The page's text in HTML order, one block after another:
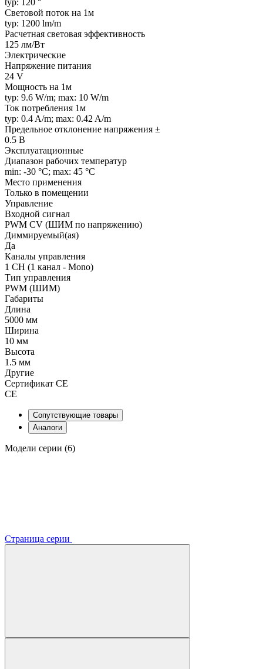
Световой поток на 1м
typ: 1200 lm/m
Расчетная световая эффективность
125 лм/Вт
Электрические
Напряжение питания
24 V
Мощность на 1м
typ: 9.6 W/m; max: 10 W/m
Ток потребления 1м
typ: 0.4 A/m; max: 0.42 A/m
Предельное отклонение напряжения ±
0.5 В
Эксплуатационные
Диапазон рабочих температур
min: -30 °C; max: 45 °C
Место применения
Только в помещении
Управление
Входной сигнал
PWM СV (ШИМ по напряжению)
Диммируемый(ая)
Да
Каналы управления
1 CH (1 канал - Mono)
Тип управления
PWM (ШИМ)
Габариты
Длина
5000 мм
Ширина
10 мм
Высота
1.5 мм
Другие
Сертификат CE
CE
Сопутствующие товары
Аналоги
Модели серии (6)
Страница серии